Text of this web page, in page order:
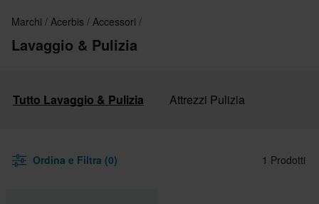
Marchi Acerbis Accessori
Lavaggio & Pulizia
Tutto Lavaggio & Pulizia Attrezzi Pulizia
Ordina e Filtra (0) 1 Prodotti